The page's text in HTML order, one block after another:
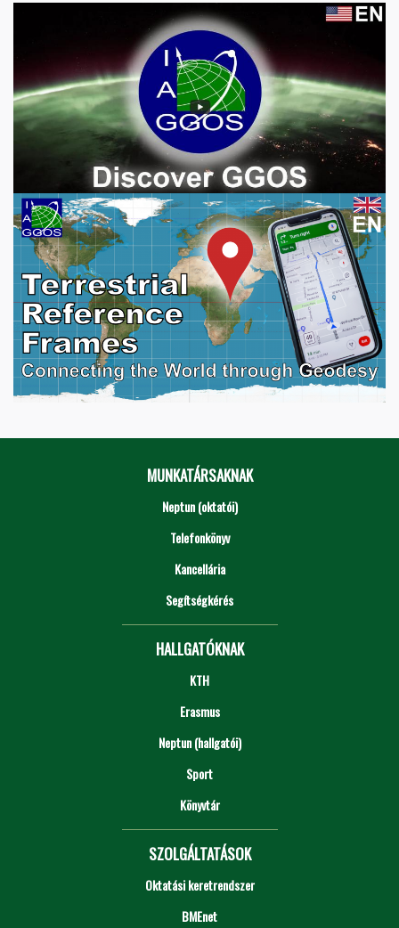
MUNKATÁRSAKNAK
Neptun (oktatói)
Telefonkönyv
Kancellária
Segítségkérés
HALLGATÓKNAK
KTH
Erasmus
Neptun (hallgatói)
Sport
Könyvtár
SZOLGÁLTATÁSOK
Oktatási keretrendszer
BMEnet